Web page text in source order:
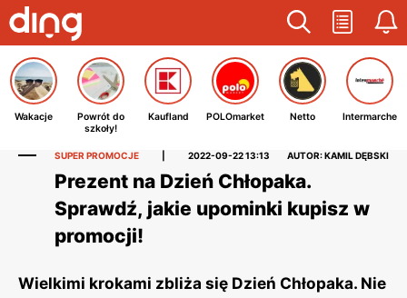
Wakacje
Powrót do
szkoły!
Kaufland POLOmarket Netto Intermarche
SUPER PROMOCJE 2022-09-22 13:13 AUTOR: KAMIL DĘBSKI
Prezent na Dzień Chłopaka.
Sprawdź, jakie upominki kupisz w
promocji!
Wielkimi krokami zbliża się Dzień Chłopaka. Nie